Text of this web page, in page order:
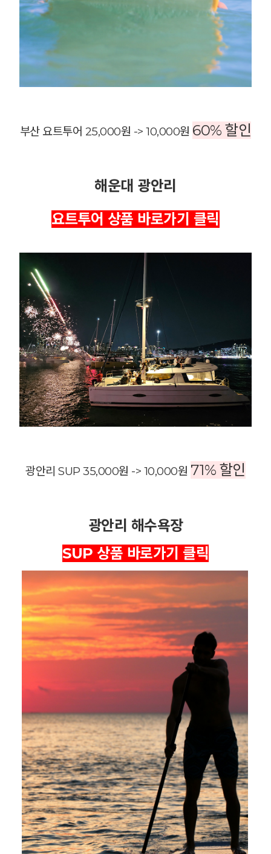
부산 요트투어 25,000원 -> 10,000원 60% 할인
해운대 광안리
요트투어 상품 바로가기 클릭
광안리 SUP 35,000원 -> 10,000원 71% 할인
광안리 해수욕장
SUP 상품 바로가기 클릭